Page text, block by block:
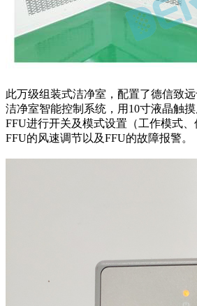
此万级组装式洁净室，配置了德信致
洁净室智能控制系统，用10寸液晶触
FFU进行开关及模式设置（工作模式
FFU的风速调节以及FFU的故障报警。